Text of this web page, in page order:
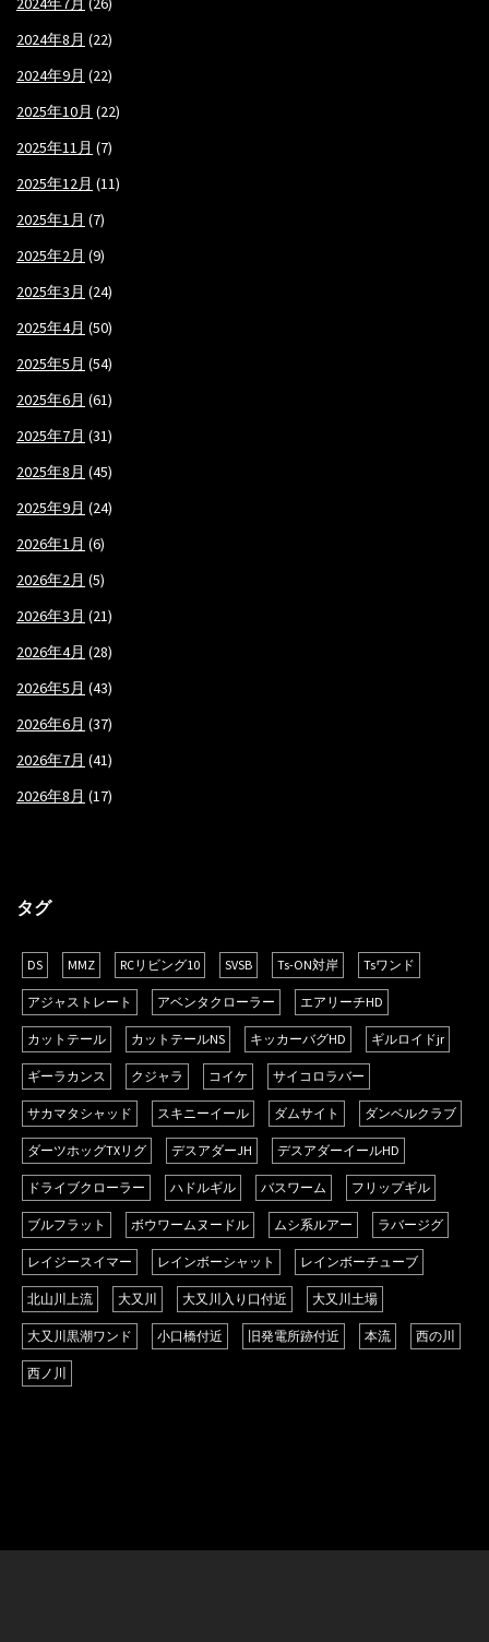
2024年8月 (22)
2024年9月 (22)
2025年10月 (22)
2025年11月 (7)
2025年12月 (11)
2025年1月 (7)
2025年2月 (9)
2025年3月 (24)
2025年4月 (50)
2025年5月 (54)
2025年6月 (61)
2025年7月 (31)
2025年8月 (45)
2025年9月 (24)
2026年1月 (6)
2026年2月 (5)
2026年3月 (21)
2026年4月 (28)
2026年5月 (43)
2026年6月 (37)
2026年7月 (41)
2026年8月 (17)
タグ
DS MMZ RCリビング10 SVSB Ts-ON対岸 Tsワンド
アジャストレート アベンタクローラー エアリーチHD
カットテール カットテールNS キッカーバグHD ギルロイドjr
ギーラカンス クジャラ コイケ サイコロラバー
サカマタシャッド スキニーイール ダムサイト ダンベルクラブ
ダーツホッグTXリグ デスアダーJH デスアダーイールHD
ドライブクローラー ハドルギル バスワーム フリップギル
ブルフラット ボウワームヌードル ムシ系ルアー ラバージグ
レイジースイマー レインボーシャット レインボーチューブ
北山川上流 大又川 大又川入り口付近 大又川土場
大又川黒潮ワンド 小口橋付近 旧発電所跡付近 本流 西の川
西ノ川